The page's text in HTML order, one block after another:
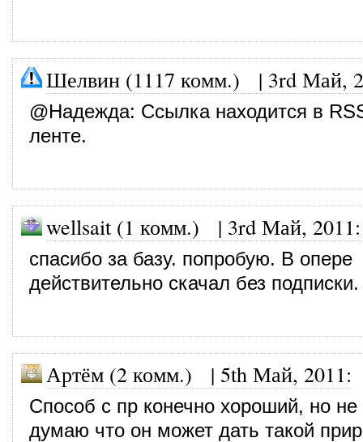
Шелвин (1117 комм.) | 3rd Май,
@Надежда: Ссылка находится в
ленте.
wellsait (1 комм.) | 3rd Май, 2011:
спасибо за базу. попробую. В опере
действительно скачал без подписки.
Артём (2 комм.) | 5th Май, 2011:
Способ с пр конечно хороший, но не
думаю что он может дать такой